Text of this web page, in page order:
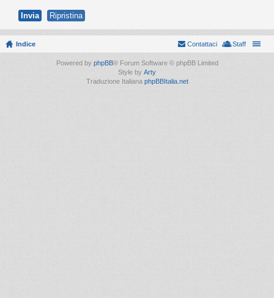
Indice Staff
Contattaci
Powered by phpBB® Forum Software © phpBB Limited
Style by Arty
Traduzione Italiana phpBBItalia.net